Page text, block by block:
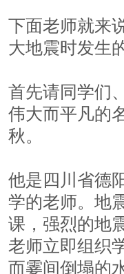
下面老师就来
大地震时发生
首先请同学们
伟大而平凡
秋。
他是四川省德
学的老师。地
课，强烈的地
老师立即组织
而霎间倒塌的